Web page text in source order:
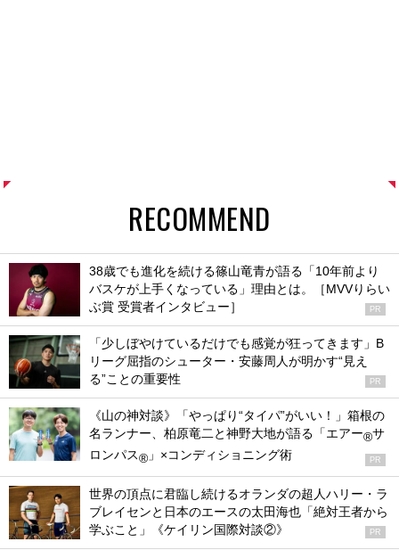
RECOMMEND
38歳でも進化を続ける篠山竜青が語る「10年前より
バスケが上手くなっている」理由とは。［MVVりらい
ぶ賞 受賞者インタビュー］
PR
「少しぼやけているだけでも感覚が狂ってきます」B
リーグ屈指のシューター・安藤周人が明かす“見え
る”ことの重要性
PR
《山の神対談》「やっぱり“タイパ”がいい！」箱根の
名ランナー、柏原竜二と神野大地が語る「エアー®サ
ロンパス® 」×コンディショニング術 PR
世界の頂点に君臨し続けるオランダの超人ハリー・ラ
ブレイセンと日本のエースの太田海也「絶対王者から
学ぶこと」《ケイリン国際対談②》
PR